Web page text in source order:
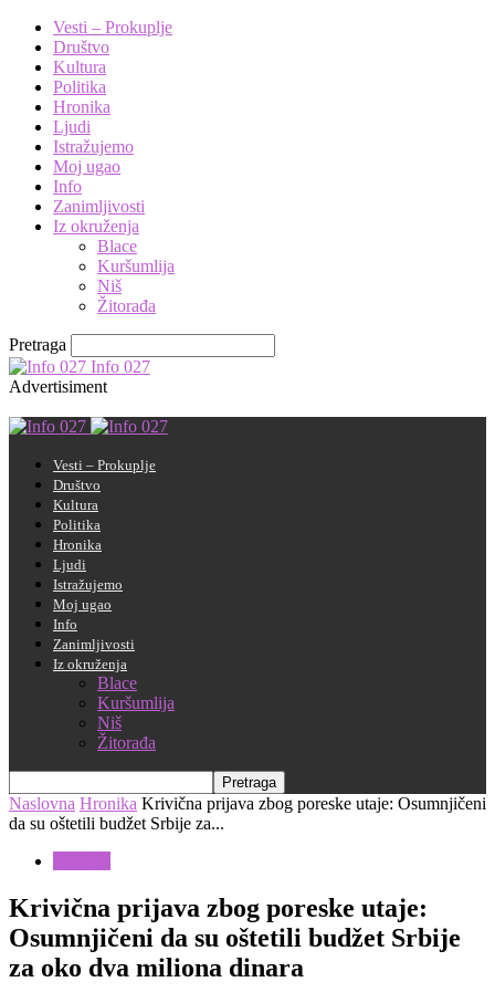
Vesti – Prokuplje
Društvo
Kultura
Politika
Hronika
Ljudi
Istražujemo
Moj ugao
Info
Zanimljivosti
Iz okruženja
Blace
Kuršumlija
Niš
Žitorađa
Pretraga
Info 027
Advertisiment
Vesti – Prokuplje
Društvo
Kultura
Politika
Hronika
Ljudi
Istražujemo
Moj ugao
Info
Zanimljivosti
Iz okruženja
Blace
Kuršumlija
Niš
Žitorađa
Naslovna Hronika Krivična prijava zbog poreske utaje: Osumnjičeni
da su oštetili budžet Srbije za...
Krivična prijava zbog poreske utaje:
Osumnjičeni da su oštetili budžet Srbije
za oko dva miliona dinara